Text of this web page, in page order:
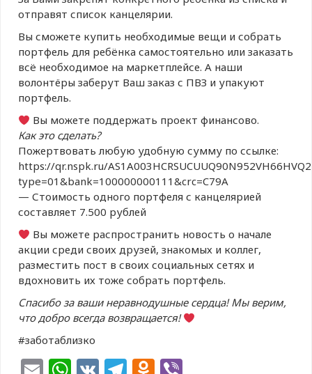
отправят список канцелярии.
Вы сможете купить необходимые вещи и собрать
портфель для ребëнка самостоятельно или заказать
всë необходимое на маркетплейсе. А наши
волонтёры заберут Ваш заказ с ПВЗ и упакуют
портфель.
Вы можете поддержать проект финансово.
Как это сделать?
Пожертвовать любую удобную сумму по ссылке:
https://qr.nspk.ru/
type=01&bank=100000000111&crc=C79A
— Стоимость одного портфеля с канцелярией
составляет 7.500 рублей
Вы можете распространить новость о начале
акции среди своих друзей, знакомых и коллег,
разместить пост в своих социальных сетях и
вдохновить их тоже собрать портфель.
Спасибо за ваши неравнодушные сердца!Мы верим,
что добро всегда возвращается!
#заботаблизко